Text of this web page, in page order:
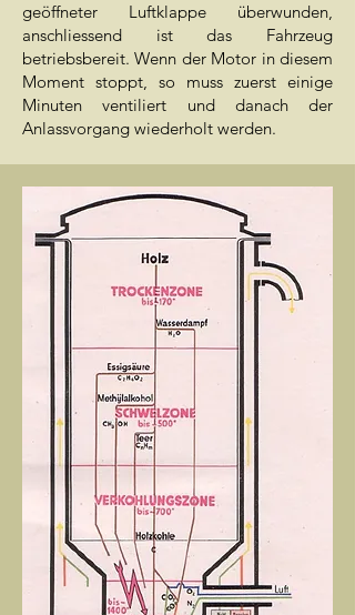
geöffneter Luftklappe überwunden,
anschliessend ist das Fahrzeug
betriebsbereit. Wenn der Motor in diesem
Moment stoppt, so muss zuerst einige
Minuten ventiliert und danach der
Anlassvorgang wiederholt werden.